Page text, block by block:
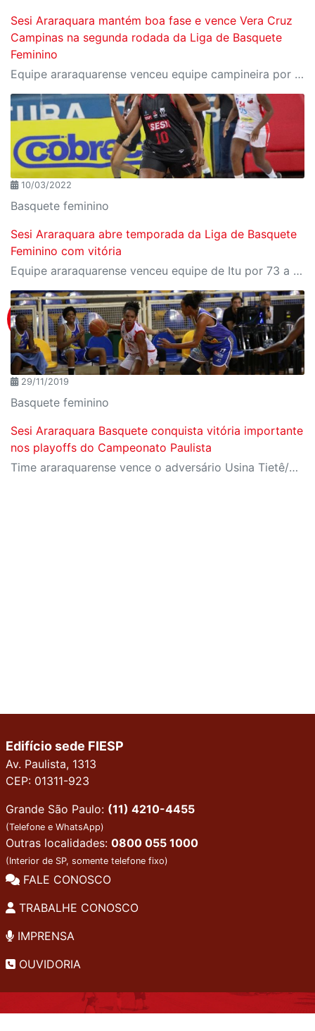
Sesi Araraquara mantém boa fase e vence Vera Cruz
Campinas na segunda rodada da Liga de Basquete
Feminino
Equipe araraquarense venceu equipe campineira por 89 a 68 pontos
10/03/2022
Basquete feminino
Sesi Araraquara abre temporada da Liga de Basquete
Feminino com vitória
Equipe araraquarense venceu equipe de Itu por 73 a 69 pontos
29/11/2019
Basquete feminino
Sesi Araraquara Basquete conquista vitória importante
nos playoffs do Campeonato Paulista
Time araraquarense vence o adversário Usina Tietê/Bax Catanduva, em casa
Edifício sede FIESP
Av. Paulista, 1313
CEP: 01311-923
Grande São Paulo: (11) 4210-4455
(Telefone e WhatsApp)
Outras localidades: 0800 055 1000
(Interior de SP, somente telefone fixo)
FALE CONOSCO
TRABALHE CONOSCO
IMPRENSA
OUVIDORIA